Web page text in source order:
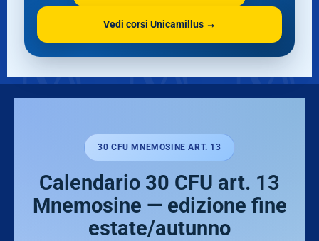
Vedi corsi Unicamillus →
30 CFU MNEMOSINE ART. 13
Calendario 30 CFU art. 13
Mnemosine — edizione fine
estate/autunno